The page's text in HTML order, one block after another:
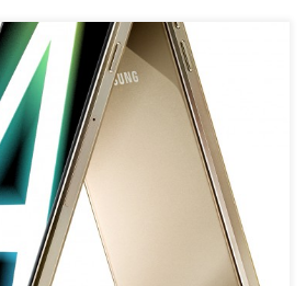
das Galaxy A3 der Generation 2016
Smartphone-Mittelklasse Samsung
seiner Galaxy A-Serie mit edlem
Mobiltechnologie für das mittlere
Galaxy A5 (2016) als auch das Galaxy A3
Gehäuse […]